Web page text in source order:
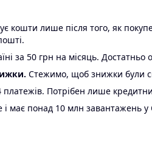
кошти лише після того, як
за 50 грн на місяць. Достатньо
Стежимо, щоб знижки були
платежів. Потрібен лише
має понад 10 млн завантажень